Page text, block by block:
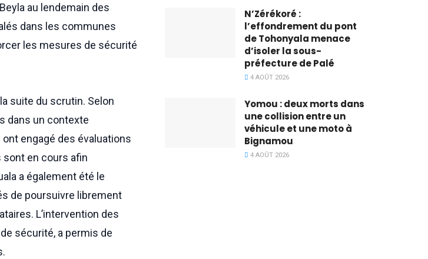
au lendemain des
dans les communes
les mesures de sécurité
suite du scrutin. Selon
dans un contexte
engagé des évaluations
sont en cours afin
a également été le
de poursuivre librement
L’intervention des
sécurité, a permis de
N’Zérékoré :
l’effondrement du pont
de Tohonyala menace
d’isoler la sous-
préfecture de Palé
4 AOÛT 2026
Yomou : deux morts dans
une collision entre un
véhicule et une moto à
Bignamou
4 AOÛT 2026